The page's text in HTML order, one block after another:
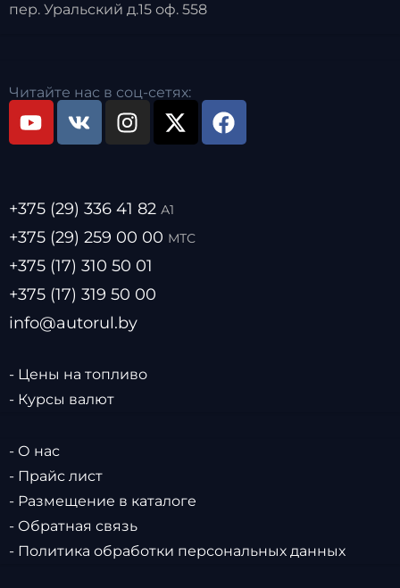
пер. Уральский д.15 оф. 558
Читайте нас в соц-сетях:
+375 (29) 336 41 82 А1
+375 (29) 259 00 00 МТС
+375 (17) 310 50 01
+375 (17) 319 50 00
info@autorul.by
- Цены на топливо
- Курсы валют
- О нас
- Прайс лист
- Размещение в каталоге
- Обратная связь
- Политика обработки персональных данных